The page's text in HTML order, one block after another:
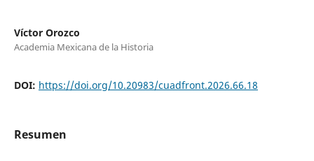
Víctor Orozco
Academia Mexicana de la Historia
DOI: https://doi.org/10.20983/cuadfront.2026.66.18
Resumen